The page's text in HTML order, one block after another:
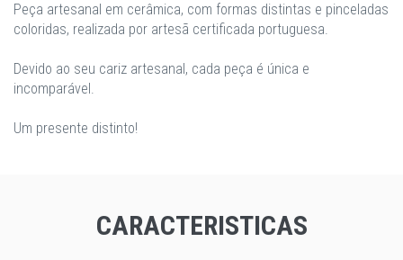
Peça artesanal em cerâmica, com formas distintas e pinceladas
coloridas, realizada por artesã certificada portuguesa.
Devido ao seu cariz artesanal, cada peça é única e
incomparável.
Um presente distinto!
CARACTERISTICAS